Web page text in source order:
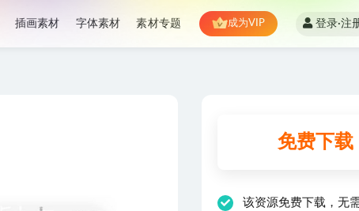
插画素材 字体素材 素材专题 成为VIP 登录·注
免费下载
该资源免费下载，无